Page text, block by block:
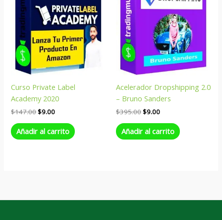
Curso Private Label
Academy 2020
$147.00$9.00
Añadir al carrito
Acelerador Dropshipping 2.0
– Bruno Sanders
$395.00$9.00
Añadir al carrito